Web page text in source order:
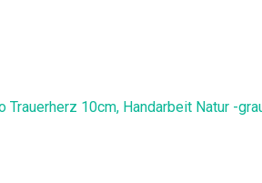
Trauerherz 10cm, Handarbeit Natur -